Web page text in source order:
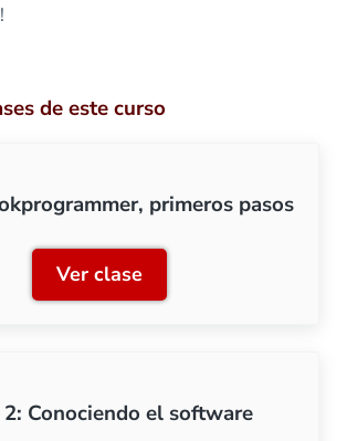
de este curso
primeros pasos
Ver claseClase 1: Lokprogrammer,
2: Conociendo el software